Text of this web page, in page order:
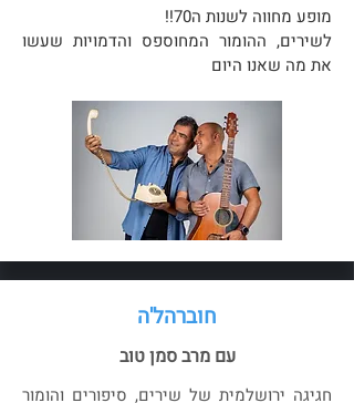
מופע מחווה לשנות ה70!!
לשירים, ההומור המחוספס והדמויות שעשו
את מה שאנו היום
חוברהל'ה
עם מרב סמן טוב
חגיגה ירושלמית של שירים, סיפורים והומור